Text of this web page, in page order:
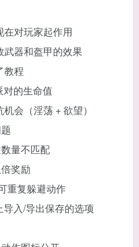
在对玩家起作用
武器和盔甲的效果
教程
对的生命值
会（淫荡 + 欲望）
量不匹配
奖励
重复躲避动作
导入/导出保存的选项